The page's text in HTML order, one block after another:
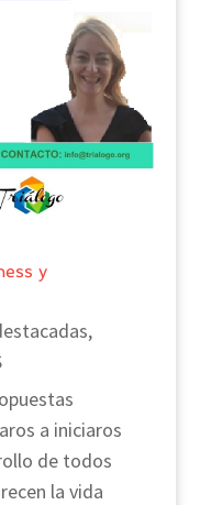
y
,
a iniciaros
de todos
la vida